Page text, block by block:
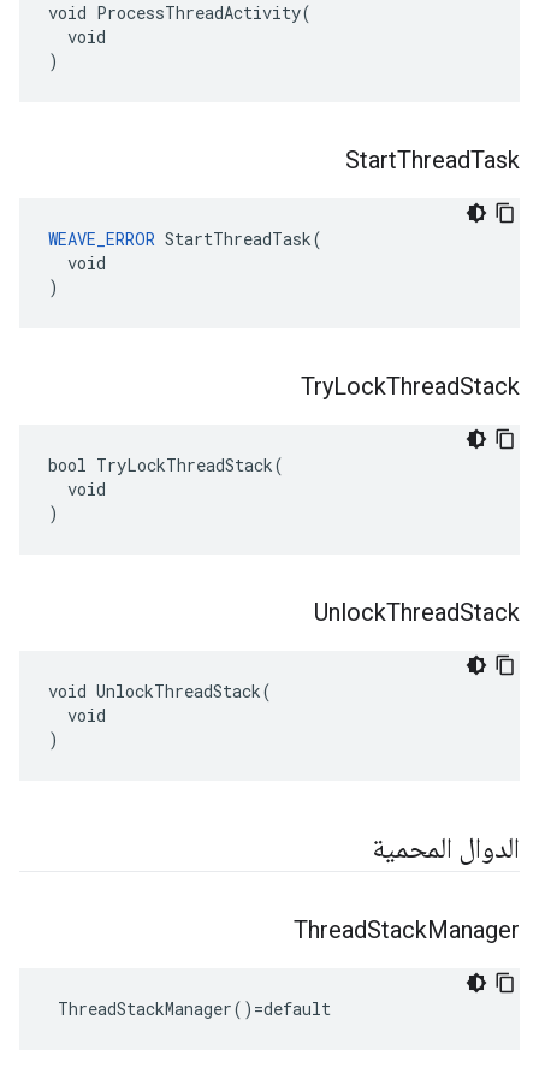
void ProcessThreadActivity(
  void
)
StartThreadTask
WEAVE_ERROR StartThreadTask(
  void
)
TryLockThreadStack
bool TryLockThreadStack(
  void
)
UnlockThreadStack
void UnlockThreadStack(
  void
)
الدوال المحمية
ThreadStackManager
ThreadStackManager()=default